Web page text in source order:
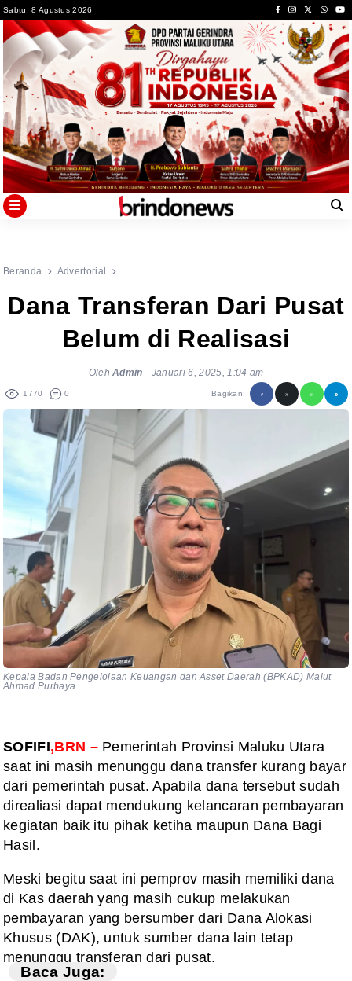
to
content
Sabtu, 8 Agustus 2026
Beranda Advertorial
Dana Transferan Dari Pusat
Belum di Realisasi
OlehAdmin - Januari 6, 2025, 1:04 am
1770 0 Bagikan:
Kepala Badan Pengelolaan Keuangan dan Asset Daerah (BPKAD) Malut
Ahmad Purbaya
SOFIFI,BRN –Pemerintah Provinsi Maluku Utara
saat ini masih menunggu dana transfer kurang bayar
dari pemerintah pusat. Apabila dana tersebut sudah
direaliasi dapat mendukung kelancaran pembayaran
kegiatan baik itu pihak ketiha maupun Dana Bagi
Hasil.
Meski begitu saat ini pemprov masih memiliki dana
di Kas daerah yang masih cukup melakukan
pembayaran yang bersumber dari Dana Alokasi
Khusus (DAK), untuk sumber dana lain tetap
menunggu transferan dari pusat.
Baca Juga: